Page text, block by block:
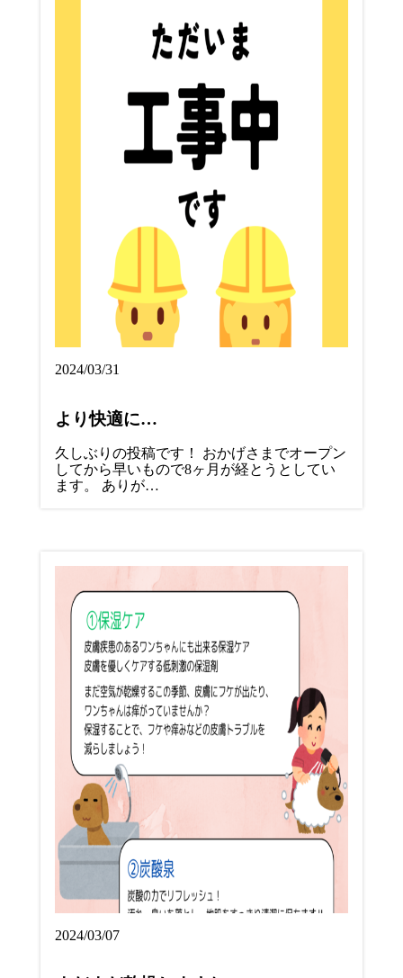
2024/03/31
より快適に…
久しぶりの投稿です！ おかげさまでオープン
してから早いもので8ヶ月が経とうとしてい
ます。 ありが…
2024/03/07